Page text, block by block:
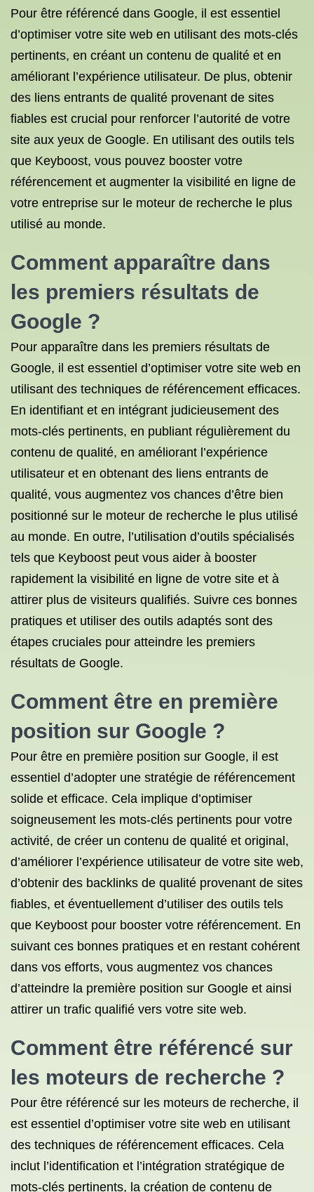
Pour être référencé dans Google, il est essentiel
d’optimiser votre site web en utilisant des mots-clés
pertinents, en créant un contenu de qualité et en
améliorant l’expérience utilisateur. De plus, obtenir
des liens entrants de qualité provenant de sites
fiables est crucial pour renforcer l’autorité de votre
site aux yeux de Google. En utilisant des outils tels
que Keyboost, vous pouvez booster votre
référencement et augmenter la visibilité en ligne de
votre entreprise sur le moteur de recherche le plus
utilisé au monde.
Comment apparaître dans
les premiers résultats de
Google ?
Pour apparaître dans les premiers résultats de
Google, il est essentiel d’optimiser votre site web en
utilisant des techniques de référencement efficaces.
En identifiant et en intégrant judicieusement des
mots-clés pertinents, en publiant régulièrement du
contenu de qualité, en améliorant l’expérience
utilisateur et en obtenant des liens entrants de
qualité, vous augmentez vos chances d’être bien
positionné sur le moteur de recherche le plus utilisé
au monde. En outre, l’utilisation d’outils spécialisés
tels que Keyboost peut vous aider à booster
rapidement la visibilité en ligne de votre site et à
attirer plus de visiteurs qualifiés. Suivre ces bonnes
pratiques et utiliser des outils adaptés sont des
étapes cruciales pour atteindre les premiers
résultats de Google.
Comment être en première
position sur Google ?
Pour être en première position sur Google, il est
essentiel d’adopter une stratégie de référencement
solide et efficace. Cela implique d’optimiser
soigneusement les mots-clés pertinents pour votre
activité, de créer un contenu de qualité et original,
d’améliorer l’expérience utilisateur de votre site web,
d’obtenir des backlinks de qualité provenant de sites
fiables, et éventuellement d’utiliser des outils tels
que Keyboost pour booster votre référencement. En
suivant ces bonnes pratiques et en restant cohérent
dans vos efforts, vous augmentez vos chances
d’atteindre la première position sur Google et ainsi
attirer un trafic qualifié vers votre site web.
Comment être référencé sur
les moteurs de recherche ?
Pour être référencé sur les moteurs de recherche, il
est essentiel d’optimiser votre site web en utilisant
des techniques de référencement efficaces. Cela
inclut l’identification et l’intégration stratégique de
mots-clés pertinents, la création de contenu de